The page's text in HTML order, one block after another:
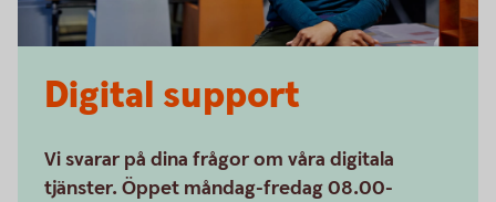
Digital support
Vi svarar på dina frågor om våra digitala
tjänster. Öppet måndag-fredag 08.00-